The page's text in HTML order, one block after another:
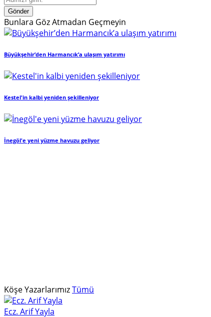
Gönder
Bunlara Göz Atmadan Geçmeyin
Büyükşehir’den Harmancık’a ulaşım yatırımı
Kestel'in kalbi yeniden şekilleniyor
İnegöl'e yeni yüzme havuzu geliyor
Köşe YazarlarımızTümü
Ecz. Arif Yayla